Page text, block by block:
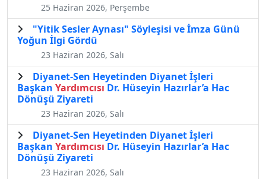
25 Haziran 2026, Perşembe
"Yitik Sesler Aynası" Söyleşisi ve İmza Günü
Yoğun İlgi Gördü
23 Haziran 2026, Salı
Diyanet-Sen Heyetinden Diyanet İşleri
Başkan Yardımcısı Dr. Hüseyin Hazırlar’a Hac
Dönüşü Ziyareti
23 Haziran 2026, Salı
Diyanet-Sen Heyetinden Diyanet İşleri
Başkan Yardımcısı Dr. Hüseyin Hazırlar’a Hac
Dönüşü Ziyareti
23 Haziran 2026, Salı